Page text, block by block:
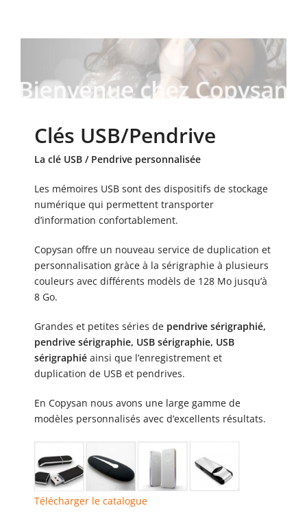
Clés USB/Pendrive
La clé USB / Pendrive personnalisée
Les mémoires USB sont des dispositifs de stockage
numérique qui permettent transporter
d’information confortablement.
Copysan offre un nouveau service de duplication et
personnalisation gràce à la sérigraphie à plusieurs
couleurs avec différents modèls de 128 Mo jusqu’à
8 Go.
Grandes et petites séries de pendrive sérigraphié,
pendrive sérigraphie, USB sérigraphie, USB
sérigraphié ainsi que l’enregistrement et
duplication de USB et pendrives.
En Copysan nous avons une large gamme de
modèles personnalisés avec d’excellents résultats.
Télécharger le catalogue